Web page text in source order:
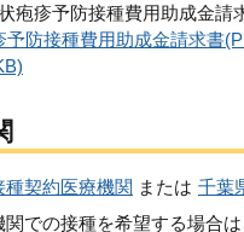
疱疹予防接種費用助成金請
予防接種費用助成金請求書
契約医療機関 または 千葉
での接種を希望する場合